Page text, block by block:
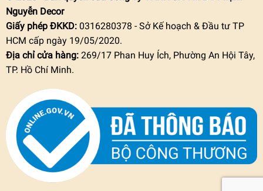
Nguyễn Decor
Giấy phép ĐKKD:0316280378 - Sở Kế hoạch & Đầu tư TP
HCM cấp ngày 19/05/2020.
Địa chỉ cửa hàng: 269/17 Phan Huy Ích, Phường An Hội Tây,
TP. Hồ Chí Minh.